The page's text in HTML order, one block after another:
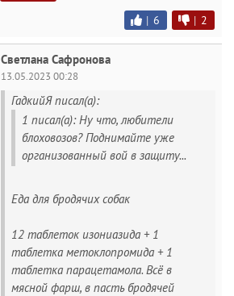
| 6 | 2
Светлана Сафронова
13.05.2023 00:28
ГадкийЯ писал(а):
1 писал(а): Ну что, любители
блоховозов? Поднимайте уже
организованный вой в защиту...
Еда для бродячих собак
12 таблеток изониазида + 1
таблетка метоклопромида + 1
таблетка парацетамола. Всё в
мясной фарш, в пасть бродячей